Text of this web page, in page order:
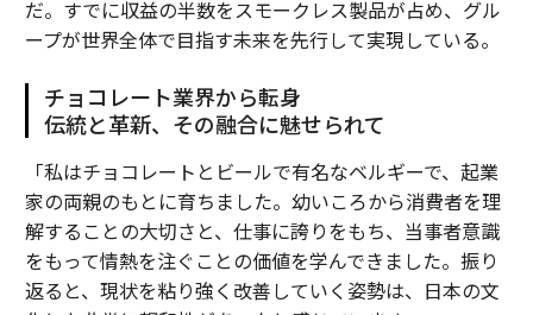
だ。すでに収益の半数をスモークレス製品が占め、グル
ープが世界全体で目指す未来を先行して実現している。
チョコレート業界から転身
伝統と革新、その融合に魅せられて
「私はチョコレートとビールで有名なベルギーで、起業
家の両親のもとに育ちました。幼いころから消費者を理
解することの大切さと、仕事に誇りをもち、当事者意識
をもって情熱を注ぐことの価値を学んできました。振り
返ると、現状を粘り強く改善していく姿勢は、日本の文